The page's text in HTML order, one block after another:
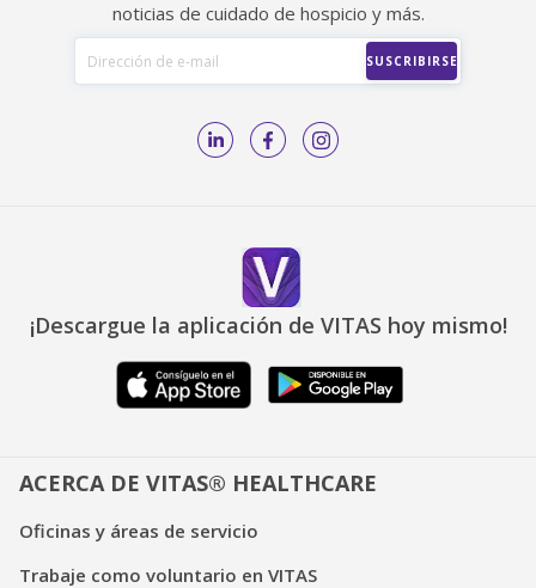
noticias de cuidado de hospicio y más.
¡Descargue la aplicación de VITAS hoy mismo!
ACERCA DE VITAS® HEALTHCARE
Oficinas y áreas de servicio
Trabaje como voluntario en VITAS